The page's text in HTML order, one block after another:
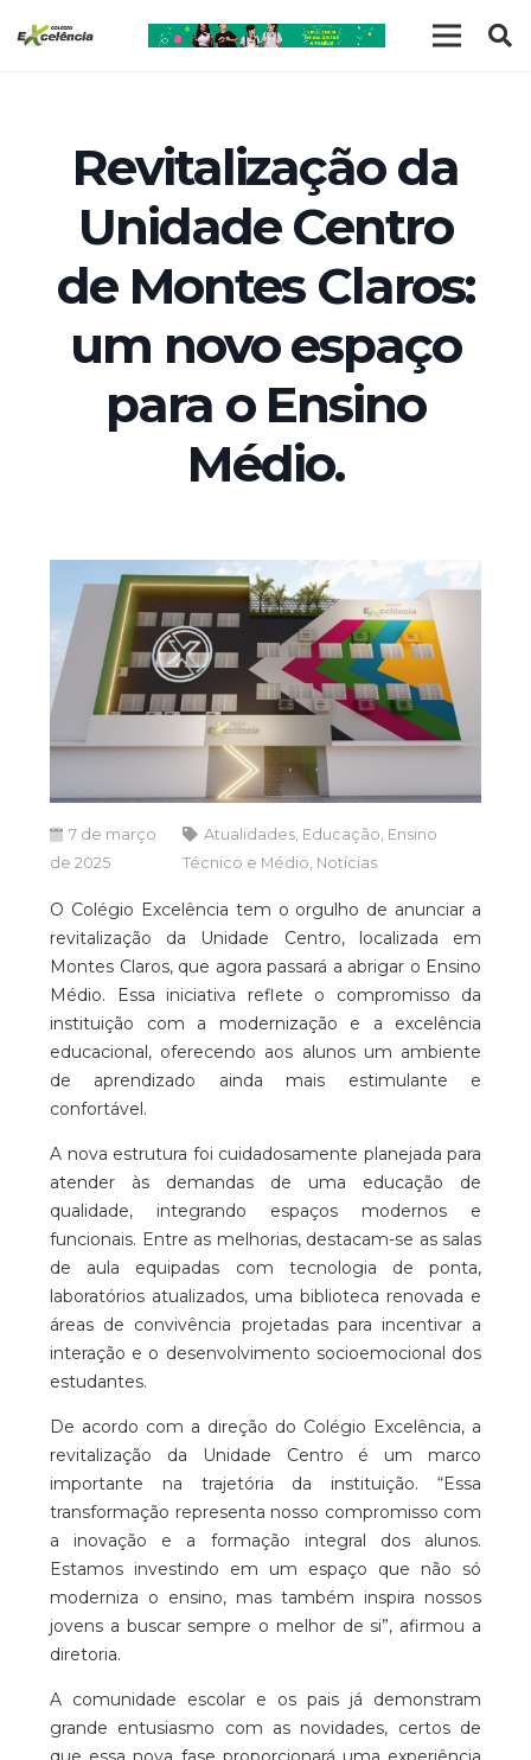
Revitalização da
Unidade Centro
de Montes Claros:
um novo espaço
para o Ensino
Médio.
7 de março
de 2025
Atualidades, Educação Ensino
Técnico e Médio Notícias
O Colégio Excelência tem o orgulho de anunciar a
revitalização da Unidade Centro, localizada em
Montes Claros, que agora passará a abrigar o Ensino
Médio. Essa iniciativa reflete o compromisso da
instituição com a modernização e a excelência
educacional, oferecendo aos alunos um ambiente
de aprendizado ainda mais estimulante e
confortável.
A nova estrutura foi cuidadosamente planejada para
atender às demandas de uma educação de
qualidade, integrando espaços modernos e
funcionais. Entre as melhorias, destacam-se as salas
de aula equipadas com tecnologia de ponta,
laboratórios atualizados, uma biblioteca renovada e
áreas de convivência projetadas para incentivar a
interação e o desenvolvimento socioemocional dos
estudantes.
De acordo com a direção do Colégio Excelência, a
revitalização da Unidade Centro é um marco
importante na trajetória da instituição. “Essa
transformação representa nosso compromisso com
a inovação e a formação integral dos alunos.
Estamos investindo em um espaço que não só
moderniza o ensino, mas também inspira nossos
jovens a buscar sempre o melhor de si”, afirmou a
diretoria.
A comunidade escolar e os pais já demonstram
grande entusiasmo com as novidades, certos de